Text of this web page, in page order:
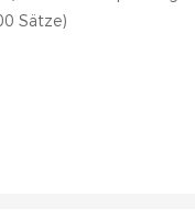
Sätze)